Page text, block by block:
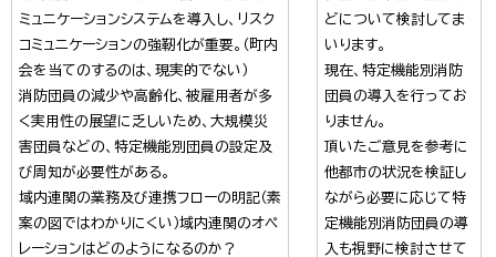
ミュニケーションシステムを導入し、リスク
コミュニケーションの強靭化が重要。（町内
会を当てのするのは、現実的でない）
消防団員の減少や高齢化、被雇用者が多
く実用性の展望に乏しいため、大規模災
害団員などの、特定機能別団員の設定及
び周知が必要性がある。
域内連関の業務及び連携フローの明記（素
案の図ではわかりにくい）域内連関のオペ
レーションはどのようになるのか？
どについて検討してま
いります。
現在、特定機能別消防
団員の導入を行ってお
りません。
頂いたご意見を参考に
他都市の状況を検証し
ながら必要に応じて特
定機能別消防団員の導
入も視野に検討させて